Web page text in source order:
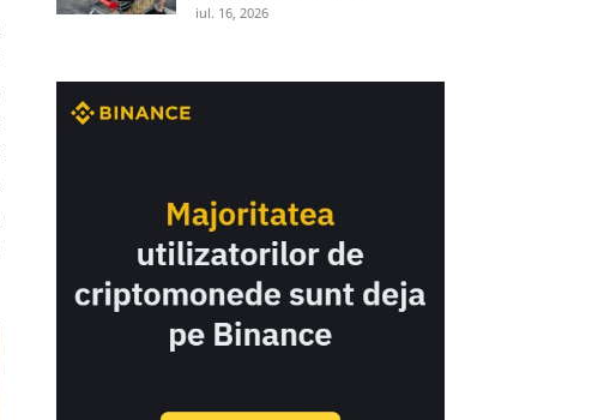
iul. 16, 2026